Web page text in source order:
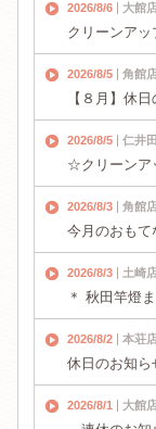
2026/8/6 大館
クリーンアッ
2026/8/5 角館
【８月】休
2026/8/5 仁井
☆クリーン
2026/8/3 角館
今月のおもて
2026/8/3 土崎
＊ 秋田竿燈
2026/8/2 本荘
休日のお知ら
2026/8/1 大館